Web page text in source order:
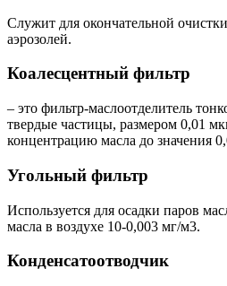
Служит для окончательной
аэрозолей.
Коалесцентный фильтр
– это фильтр-маслоотделитель
твердые частицы, размером 0,01
концентрацию масла до значения
Угольный фильтр
Используется для осадки паров
масла в воздухе 10-0,003 мг/м3.
Конденсатоотводчик